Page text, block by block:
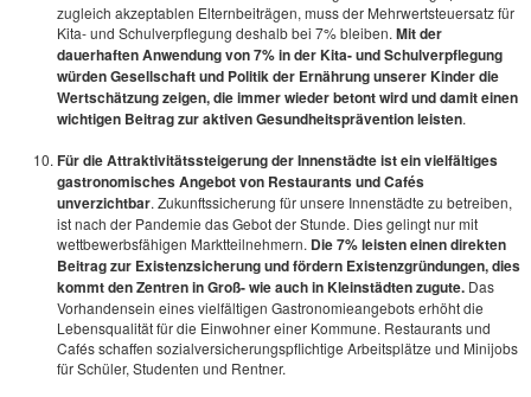
zugleich akzeptablen Elternbeiträgen, muss der Mehrwertsteuersatz für
Kita- und Schulverpflegung deshalb bei 7% bleiben. Mit der
dauerhaften Anwendung von 7% in der Kita- und Schulverpflegung
würden Gesellschaft und Politik der Ernährung unserer Kinder die
Wertschätzung zeigen, die immer wieder betont wird und damit einen
wichtigen Beitrag zur aktiven Gesundheitsprävention leisten.
Für die Attraktivitätssteigerung der Innenstädte ist ein vielfältiges
gastronomisches Angebot von Restaurants und Cafés
unverzichtbar. Zukunftssicherung für unsere Innenstädte zu betreiben,
ist nach der Pandemie das Gebot der Stunde. Dies gelingt nur mit
wettbewerbsfähigen Marktteilnehmern. Die 7% leisten einen direkten
Beitrag zur Existenzsicherung und fördern Existenzgründungen, dies
kommt den Zentren in Groß- wie auch in Kleinstädten zugute. Das
Vorhandensein eines vielfältigen Gastronomieangebots erhöht die
Lebensqualität für die Einwohner einer Kommune. Restaurants und
Cafés schaffen sozialversicherungspflichtige Arbeitsplätze und Minijobs
für Schüler, Studenten und Rentner.